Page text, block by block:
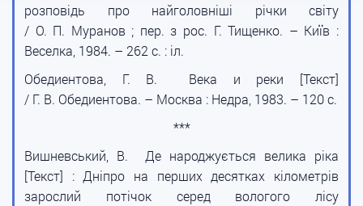
розповідь про найголовніші річки світу
/ О. П. Муранов ; пер. з рос. Г. Тищенко. – Київ :
Веселка, 1984. – 262 с. : іл.
Обедиентова, Г. В. Века и реки [Текст]
/ Г. В. Обедиентова. – Москва : Недра, 1983. – 120 с.
***
Вишневський, В. Де народжується велика ріка
[Текст] : Дніпро на перших десятках кілометрів
зарослий потічок серед вологого лісу